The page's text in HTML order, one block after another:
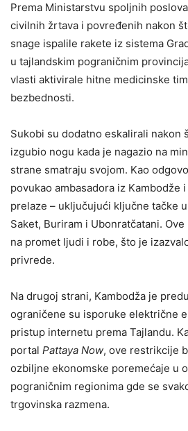
Prema Ministarstvu spoljnih
civilnih žrtava i povređenih nakon
snage ispalile rakete iz sistema
u tajlandskim pograničnim
vlasti aktivirale hitne medicinske
bezbednosti.
Sukobi su dodatno eskalirali nakon
izgubio nogu kada je nagazio na
strane smatraju svojom. Kao
povukao ambasadora iz Kambodže
prelaze – uključujući ključne tačke
Saket, Buriram i Ubonratčatani.
na promet ljudi i robe, što je
privrede.
Na drugoj strani, Kambodža je
ograničene su isporuke električne
pristup internetu prema Tajlandu.
portal Pattaya Now, ove restrikcije
ozbiljne ekonomske poremećaje u
pograničnim regionima gde se
trgovinska razmena.